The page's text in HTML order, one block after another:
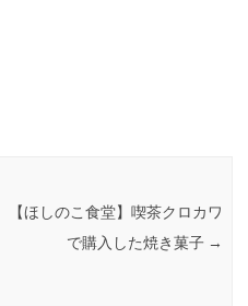
【ほしのこ食堂】喫茶クロカワ
で購入した焼き菓子 →